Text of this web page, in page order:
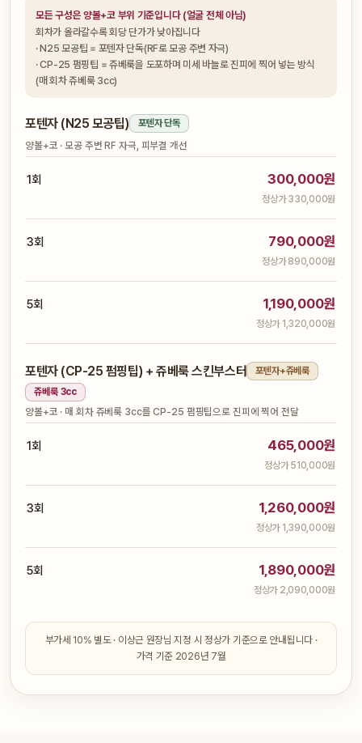
모든 구성은 양볼+코 부위 기준입니다 (얼굴 전체 아님)
회차가 올라갈수록 회당 단가가 낮아집니다
· N25 모공팁 = 포텐자 단독(RF로 모공 주변 자극)
· CP-25 펌핑팁 = 쥬베룩을 도포하며 미세 바늘로 진피에 찍어 넣는 방식
(매 회차 쥬베룩 3cc)
포텐자 (N25 모공팁) 포텐자 단독
양볼+코 · 모공 주변 RF 자극, 피부결 개선
1회 300,000원
정상가 330,000원
3회 790,000원
정상가 890,000원
5회 1,190,000원
정상가 1,320,000원
포텐자 (CP-25 펌핑팁) + 쥬베룩 스킨부스터
포텐자+쥬베룩
쥬베룩 3cc
양볼+코 · 매 회차 쥬베룩 3cc를 CP-25 펌핑팁으로 진피에 찍어 전달
1회 465,000원
정상가 510,000원
3회 1,260,000원
정상가 1,390,000원
5회 1,890,000원
정상가 2,090,000원
부가세 10% 별도 · 이상근 원장님 지정 시 정상가 기준으로 안내됩니다 ·
가격 기준 2026년 7월